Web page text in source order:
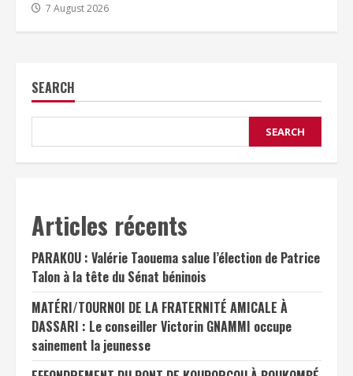
7 August 2026
SEARCH
SEARCH
Articles récents
PARAKOU : Valérie Taouema salue l’élection de Patrice
Talon à la tête du Sénat béninois
MATÉRI/TOURNOI DE LA FRATERNITÉ AMICALE À
DASSARI : Le conseiller Victorin GNAMMI occupe
sainement la jeunesse